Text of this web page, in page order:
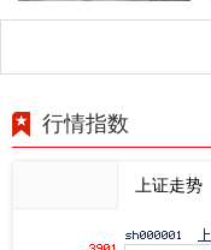
行情指数
上证走势